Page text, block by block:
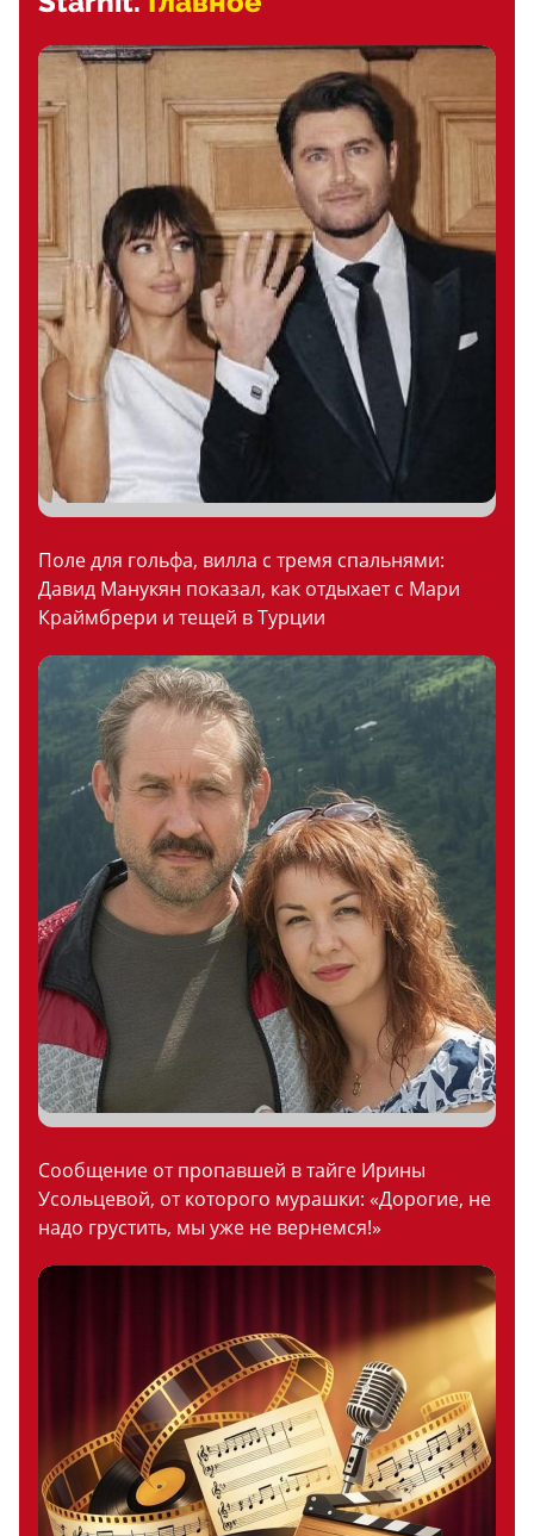
Поле для гольфа, вилла с тремя спальнями:
Давид Манукян показал, как отдыхает с Мари
Краймбрери и тещей в Турции
Сообщение от пропавшей в тайге Ирины
Усольцевой, от которого мурашки: «Дорогие, не
надо грустить, мы уже не вернемся!»